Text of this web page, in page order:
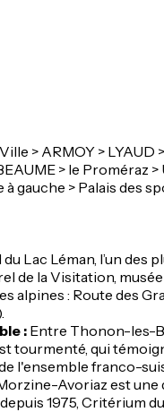
> ARMOY >
> le
à gauche > Palais des
Lac Léman, l’un des
de la Visitation,
alpines : Route des
: Entre Thonon-les-
tourmenté, qui
l'ensemble franco-
Avoriaz est
1975, Critérium